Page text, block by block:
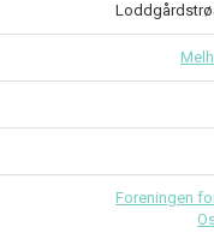
Foreningen